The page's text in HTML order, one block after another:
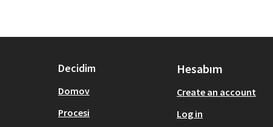
Decidim
Domov
Procesi
Hesabım
Create an account
Log in